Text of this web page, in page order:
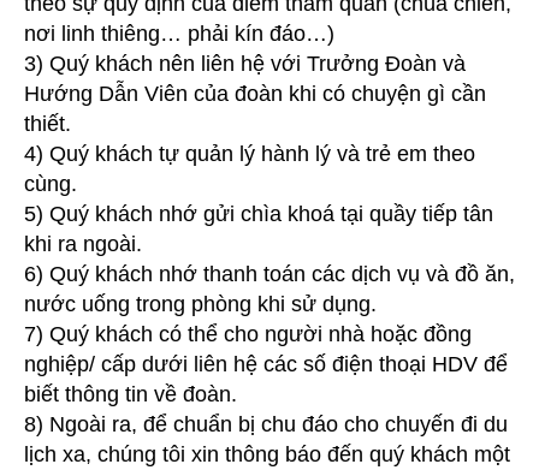
nơi linh thiêng… phải kín đáo…)
3) Quý khách nên liên hệ với Trưởng Đoàn và
Hướng Dẫn Viên của đoàn khi có chuyện gì cần
thiết.
4) Quý khách tự quản lý hành lý và trẻ em theo
cùng.
5) Quý khách nhớ gửi chìa khoá tại quầy tiếp tân
khi ra ngoài.
6) Quý khách nhớ thanh toán các dịch vụ và đồ ăn,
nước uống trong phòng khi sử dụng.
7) Quý khách có thể cho người nhà hoặc đồng
nghiệp/ cấp dưới liên hệ các số điện thoại HDV để
biết thông tin về đoàn.
8) Ngoài ra, để chuẩn bị chu đáo cho chuyến đi du
lịch xa, chúng tôi xin thông báo đến quý khách một